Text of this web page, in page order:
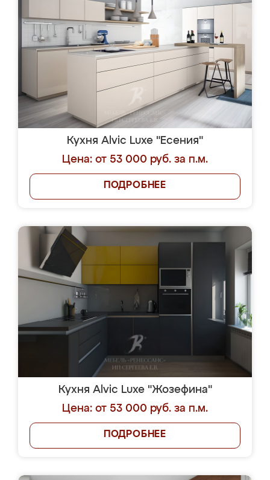
Кухня Alvic Luxe "Есения"
Цена: от 53 000 руб. за п.м.
ПОДРОБНЕЕ
Кухня Alvic Luxe "Жозефина"
Цена: от 53 000 руб. за п.м.
ПОДРОБНЕЕ